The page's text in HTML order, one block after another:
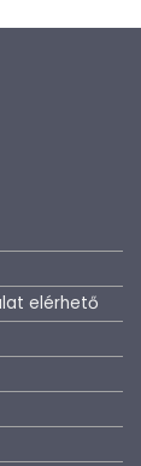
elérhető